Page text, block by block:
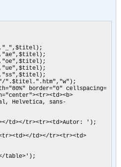
".$titel.".htm","w");
border="0" cellspacing=
Helvetica, sans-
td></tr><tr><td>Autor: ');
td></tr><tr><td>
table>');